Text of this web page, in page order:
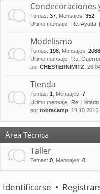
Condecoraciones
Temas: 37 Mensajes: 352
Último mensaje:
Re: Ayuda
Modelismo
Temas: 198 Mensajes: 2068
Último mensaje:
Re:
por CHESTERNIMITZ , 26
Tienda
Temas: 1 Mensajes: 7
Último mensaje:
Re:
por tobracamp , 19 10 2016
Área Técnica
Taller
Temas: 0 Mensajes: 0
Identificarse •